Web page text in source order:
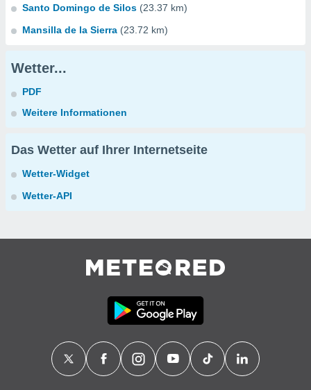
Santo Domingo de Silos (23.37 km)
Mansilla de la Sierra (23.72 km)
Wetter...
PDF
Weitere Informationen
Das Wetter auf Ihrer Internetseite
Wetter-Widget
Wetter-API